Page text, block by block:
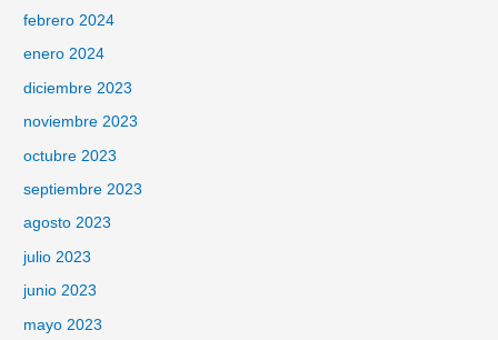
febrero 2024
enero 2024
diciembre 2023
noviembre 2023
octubre 2023
septiembre 2023
agosto 2023
julio 2023
junio 2023
mayo 2023